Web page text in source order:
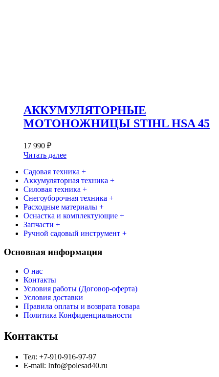
АККУМУЛЯТОРНЫЕ
МОТОНОЖНИЦЫ STIHL HSA 45
17 990 ₽
Читать далее
Садовая техника +
Аккумуляторная техника +
Силовая техника +
Снегоуборочная техника +
Расходные материалы +
Оснастка и комплектующие +
Запчасти +
Ручной садовый инструмент +
Основная информация
О нас
Контакты
Условия работы (Договор-оферта)
Условия доставки
Правила оплаты и возврата товара
Политика Конфиденциальности
Контакты
Тел: +7-910-916-97-97
E-mail: Info@polesad40.ru